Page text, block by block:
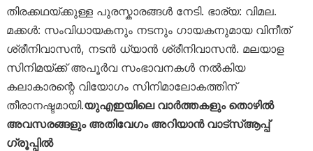
തിരക്കഥയ്ക്കുള്ള പുരസ്കാരങ്ങൾ നേടി. ഭാര്യ: വിമല.
മക്കൾ: സംവിധായകനും നടനും ഗായകനുമായ വിനീത്
ശ്രീനിവാസൻ, നടൻ ധ്യാൻ ശ്രീനിവാസൻ. മലയാള
സിനിമയ്ക്ക് അപൂർവ സംഭാവനകൾ നൽകിയ
കലാകാരന്റെ വിയോഗം സിനിമാലോകത്തിന്
തീരാനഷ്ടമായി.യുഎഇയിലെ വാർത്തകളും തൊഴിൽ
അവസരങ്ങളും അതിവേഗം അറിയാൻ വാട്സ്ആപ്പ്
ഗ്രൂപ്പിൽ